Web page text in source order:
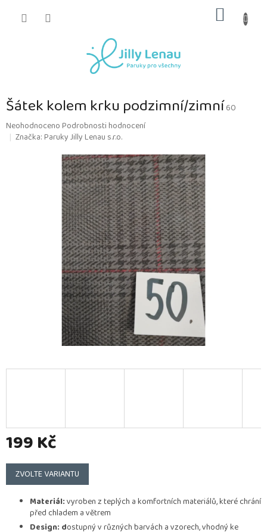
KOŠÍK
Šátek kolem krku podzimní/zimní60
Průměrné
hodnocení
NeohodnocenoPodrobnosti hodnocení
Značka:Paruky Jilly Lenau s.r.o.
199 Kč
Měrná
cena:
ZVOLTE VARIANTU
Materiál:vyroben z teplých a komfortních materiálů, které chrání
před chladem a větrem
Design: dostupný v různých barvách a vzorech, vhodný ke